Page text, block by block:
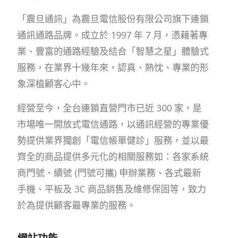
「震旦通訊」為震旦電信股份有限公司旗下連鎖
通訊通路品牌。成立於 1997 年 7 月，憑藉著專
業、豐富的通路經驗及結合「智慧之星」體驗式
服務，在業界十幾年來，認真、熱忱、專業的形
象深植顧客心中。
經營至今，全台連鎖直營門市已近 300 家，是
市場唯一開放式電信通路，以通訊經營的專業優
勢提供業界獨創「電信帳單健診」服務，並以最
齊全的商品提供多元化的相關服務如：各家系統
商門號、續號 (門號可攜) 申辦業務、各式最新
手機、平板及 3C 商品銷售及維修保固等，致力
於為提供顧客最專業的服務。